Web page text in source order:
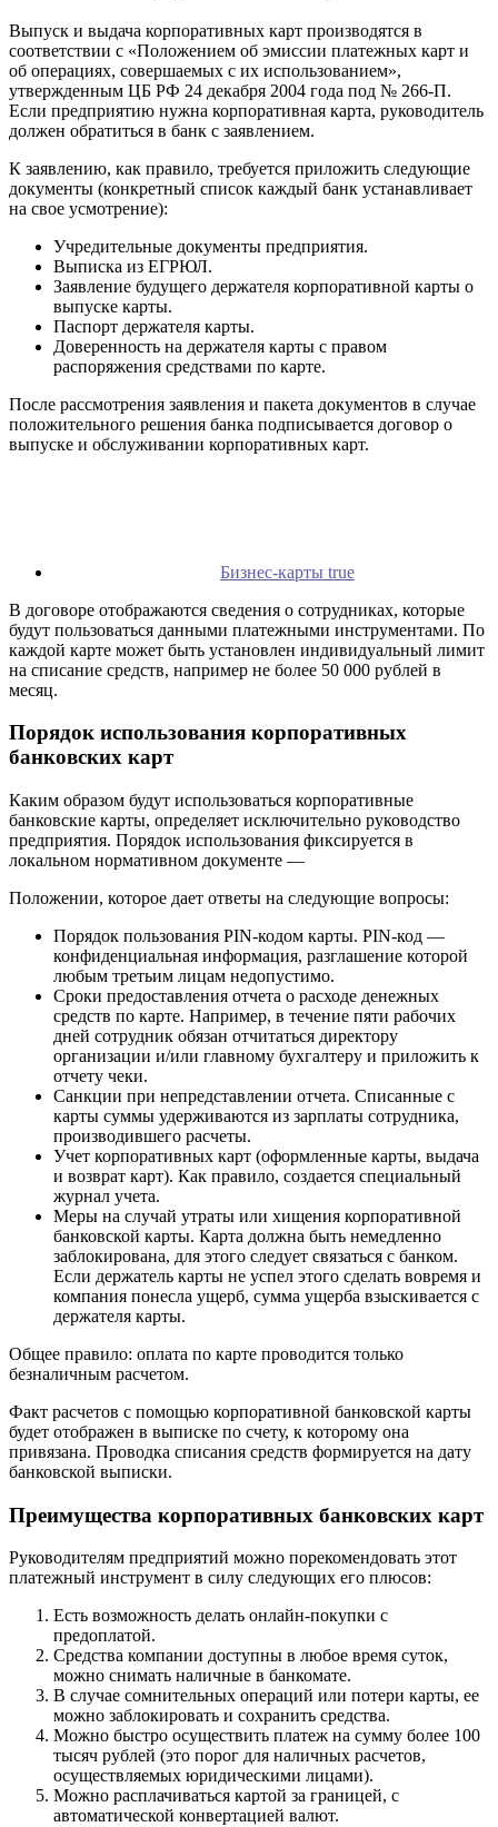
Выпуск и выдача корпоративных карт производятся в
соответствии с «Положением об эмиссии платежных карт и
об операциях, совершаемых с их использованием»,
утвержденным ЦБ РФ 24 декабря 2004 года под № 266-П.
Если предприятию нужна корпоративная карта, руководитель
должен обратиться в банк с заявлением.
К заявлению, как правило, требуется приложить следующие
документы (конкретный список каждый банк устанавливает
на свое усмотрение):
Учредительные документы предприятия.
Выписка из ЕГРЮЛ.
Заявление будущего держателя корпоративной карты о
выпуске карты.
Паспорт держателя карты.
Доверенность на держателя карты с правом
распоряжения средствами по карте.
После рассмотрения заявления и пакета документов в случае
положительного решения банка подписывается договор о
выпуске и обслуживании корпоративных карт.
Бизнес-карты true
В договоре отображаются сведения о сотрудниках, которые
будут пользоваться данными платежными инструментами. По
каждой карте может быть установлен индивидуальный лимит
на списание средств, например не более 50 000 рублей в
месяц.
Порядок использования корпоративных
банковских карт
Каким образом будут использоваться корпоративные
банковские карты, определяет исключительно руководство
предприятия. Порядок использования фиксируется в
локальном нормативном документе —
Положении, которое дает ответы на следующие вопросы:
Порядок пользования PIN-кодом карты. PIN-код —
конфиденциальная информация, разглашение которой
любым третьим лицам недопустимо.
Сроки предоставления отчета о расходе денежных
средств по карте. Например, в течение пяти рабочих
дней сотрудник обязан отчитаться директору
организации и/или главному бухгалтеру и приложить к
отчету чеки.
Санкции при непредставлении отчета. Списанные с
карты суммы удерживаются из зарплаты сотрудника,
производившего расчеты.
Учет корпоративных карт (оформленные карты, выдача
и возврат карт). Как правило, создается специальный
журнал учета.
Меры на случай утраты или хищения корпоративной
банковской карты. Карта должна быть немедленно
заблокирована, для этого следует связаться с банком.
Если держатель карты не успел этого сделать вовремя и
компания понесла ущерб, сумма ущерба взыскивается с
держателя карты.
Общее правило: оплата по карте проводится только
безналичным расчетом.
Факт расчетов с помощью корпоративной банковской карты
будет отображен в выписке по счету, к которому она
привязана. Проводка списания средств формируется на дату
банковской выписки.
Преимущества корпоративных банковских карт
Руководителям предприятий можно порекомендовать этот
платежный инструмент в силу следующих его плюсов:
Есть возможность делать онлайн-покупки с
предоплатой.
Средства компании доступны в любое время суток,
можно снимать наличные в банкомате.
В случае сомнительных операций или потери карты, ее
можно заблокировать и сохранить средства.
Можно быстро осуществить платеж на сумму более 100
тысяч рублей (это порог для наличных расчетов,
осуществляемых юридическими лицами).
Можно расплачиваться картой за границей, с
автоматической конвертацией валют.